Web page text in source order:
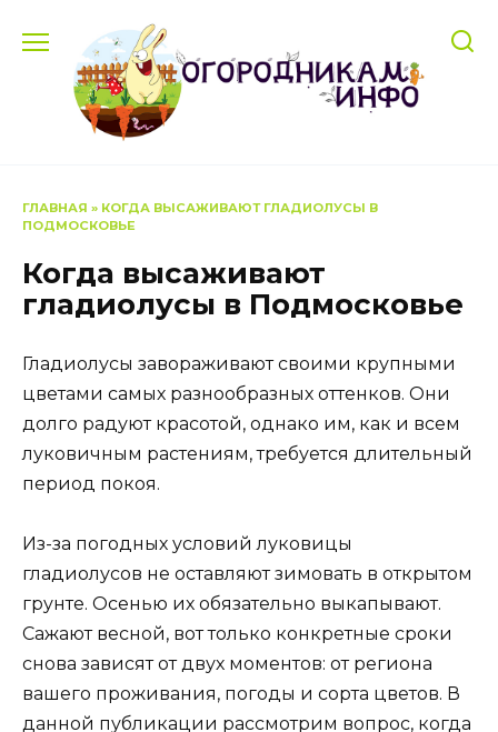
содержанию
ГЛАВНАЯ » КОГДА ВЫСАЖИВАЮТ ГЛАДИОЛУСЫ В
ПОДМОСКОВЬЕ
Когда высаживают
гладиолусы в Подмосковье
Гладиолусы завораживают своими крупными
цветами самых разнообразных оттенков. Они
долго радуют красотой, однако им, как и всем
луковичным растениям, требуется длительный
период покоя.
Из-за погодных условий луковицы
гладиолусов не оставляют зимовать в открытом
грунте. Осенью их обязательно выкапывают.
Сажают весной, вот только конкретные сроки
снова зависят от двух моментов: от региона
вашего проживания, погоды и сорта цветов. В
данной публикации рассмотрим вопрос, когда